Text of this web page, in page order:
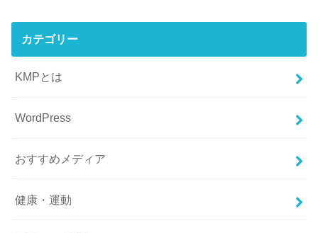
カテゴリー
KMPとは
WordPress
おすすめメディア
健康・運動